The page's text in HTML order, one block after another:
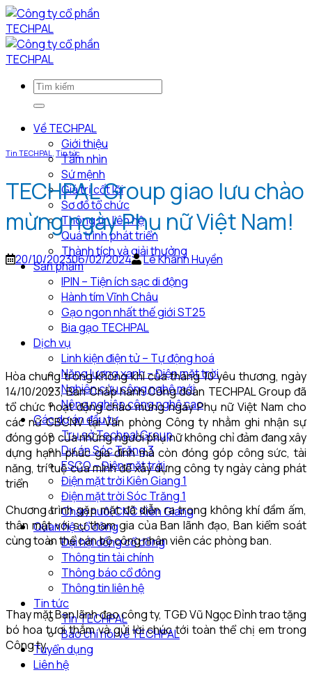
Bỏ
qua
nội
dung
Về TECHPAL
Giới thiệu
Tầm nhìn
Sứ mệnh
Giá trị cốt lõi
Sơ đồ tổ chức
Thông tin liên hệ
Quá trình phát triển
Thành tích và giải thưởng
Sản phẩm
IPIN – Tiện ích sạc di động
Hành tím Vĩnh Châu
Gạo ngon nhất thế giới ST25
Bia gạo TECHPAL
Dịch vụ
Linh kiện điện tử – Tự động hoá
Năng lượng xanh – Điện mặt trời
Nghiên cứu công nghệ mới
Nông nghiệp công nghệ cao
Các dự án đầu tư
Trụ sở Techpal Group
Dự án Sóc Trăng 3
ESCO – Điện mặt trời
Điện mặt trời Kiên Giang 1
Điện mặt trời Sóc Trăng 1
Chăn nuôi CNC Kiên Giang
Quan hệ cổ đông
Đại hội đồng cổ đông
Thông tin tài chính
Thông báo cổ đông
Thông tin liên hệ
Tin tức
Tin TECHPAL
Báo chí nói về TECHPAL
Tuyển dụng
Liên hệ
Tin TECHPAL, Tin tức
TECHPAL Group giao lưu chào
mừng ngày Phụ nữ Việt Nam!
20/10/202306/02/2024 Lê Khánh Huyền
Hòa chung trong không khí của tháng 10 yêu thương, ngày
14/10/2023, Ban Chấp hành Công đoàn TECHPAL Group đã
tổ chức hoạt động chào mừng ngày Phụ nữ Việt Nam cho
các nữ CBCNV tại Văn phòng Công ty nhằm ghi nhận sự
đóng góp của những người phụ nữ không chỉ đảm đang xây
dựng hạnh phúc gia đình mà còn đóng góp công sức, tài
năng, trí tuệ của mình để xây dựng công ty ngày càng phát
triển
Chương trình gặp mặt đã diễn ra trong không khí đầm ấm,
thân mật với sự tham gia của Ban lãnh đạo, Ban kiểm soát
cùng toàn thể cán bộ công nhân viên các phòng ban.
Thay mặt Ban lãnh đạo công ty, TGĐ Vũ Ngọc Đỉnh trao tặng
bó hoa tươi thắm và gửi lời chúc tới toàn thể chị em trong
Công ty.